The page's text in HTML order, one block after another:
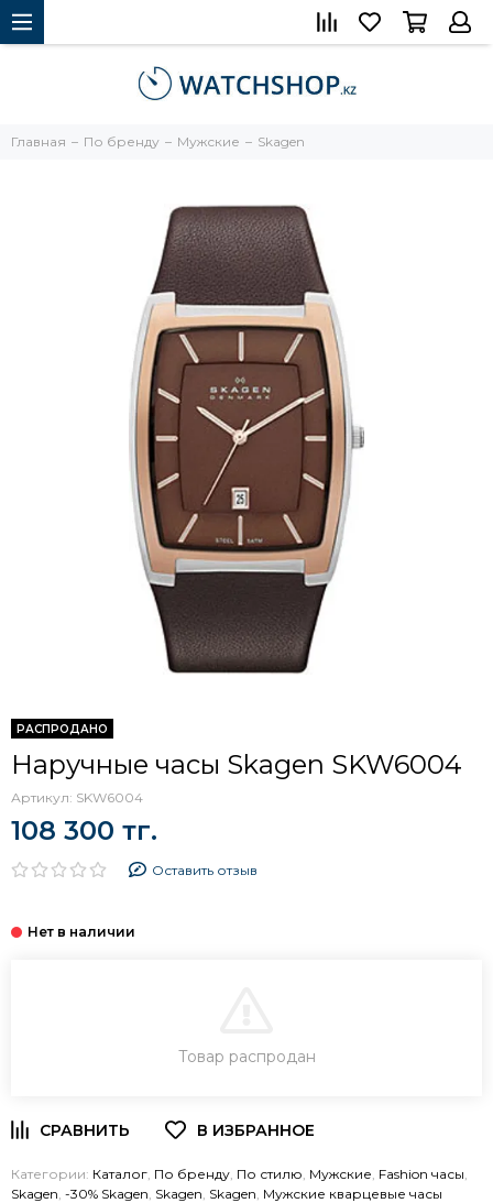
Главная По бренду Мужские Skagen
РАСПРОДАНО
Наручные часы Skagen SKW6004
Артикул: SKW6004
108 300 тг.
Оставить отзыв
ЗАКАЗ В ОДИН КЛИК
Товар распродан
Категории: Каталог По бренду По стилю Мужские Fashion часы
Skagen -30% Skagen Skagen Skagen Мужские кварцевые часы